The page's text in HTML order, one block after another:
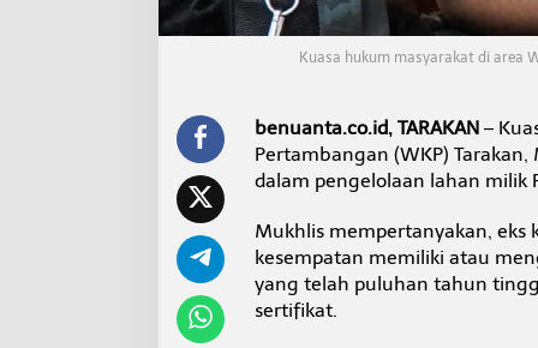
K
P
,
s
y
a
Kuasa hukum masyarakat di area
benuanta.co.id, TARAKAN–
Pertambangan (WKP)
dalam pengelolaan lahan milik
Mukhlis mempertanyakan, eks
kesempatan memiliki atau
yang telah puluhan tahun
sertifikat.